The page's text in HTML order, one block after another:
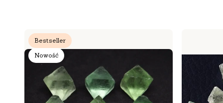
Bestseller
Nowość